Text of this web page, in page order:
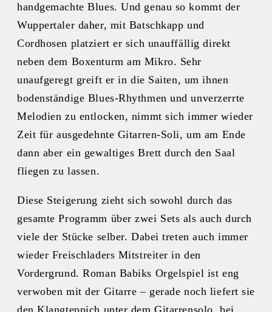
handgemachte Blues. Und genau so kommt der
Wuppertaler daher, mit Batschkapp und
Cordhosen platziert er sich unauffällig direkt
neben dem Boxenturm am Mikro. Sehr
unaufgeregt greift er in die Saiten, um ihnen
bodenständige Blues-Rhythmen und unverzerrte
Melodien zu entlocken, nimmt sich immer wieder
Zeit für ausgedehnte Gitarren-Soli, um am Ende
dann aber ein gewaltiges Brett durch den Saal
fliegen zu lassen.
Diese Steigerung zieht sich sowohl durch das
gesamte Programm über zwei Sets als auch durch
viele der Stücke selber. Dabei treten auch immer
wieder Freischladers Mitstreiter in den
Vordergrund. Roman Babiks Orgelspiel ist eng
verwoben mit der Gitarre – gerade noch liefert sie